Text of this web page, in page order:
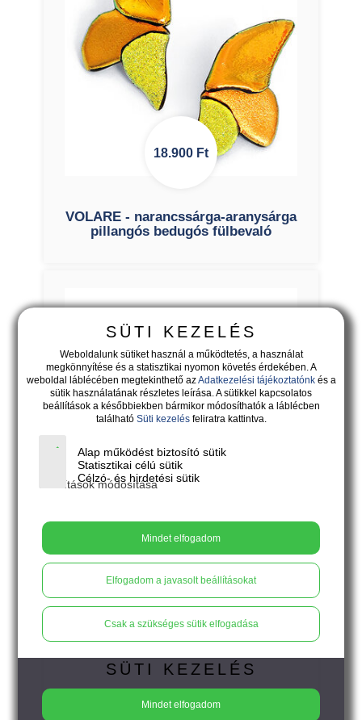
18.900 Ft
VOLARE - narancssárga-aranysárga
pillangós bedugós fülbevaló
VOLARE - rusztikus piros-bíbor-
pink pillangós bedugós fülbevaló
SÜTI KEZELÉS
Weboldalunk sütiket használ a működtetés, a használat
megkönnyítése és a statisztikai nyomon követés érdekében. A
weboldal láblécében megtekinthető azAdatkezelési tájékoztatónkés a
sütik használatának részletes leírása. A sütikkel kapcsolatos
beállítások a későbbiekben bármikor módosíthatók a láblécben
található Süti kezelésfeliratra kattintva.
Alap működést biztosító sütik
Statisztikai célú sütik
Célzó- és hirdetési sütik
Beállítások módosítása
Mindet elfogadom
Elfogadom a javasolt beállításokat
Csak a szükséges sütik elfogadása
SÜTI KEZELÉS
Mindet elfogadom